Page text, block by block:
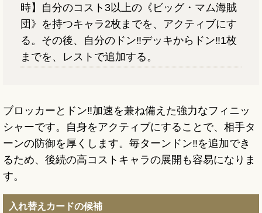
時】自分のコスト3以上の《ビッグ・マム海賊
団》を持つキャラ2枚までを、アクティブにす
る。その後、自分のドン‼デッキからドン‼1枚
までを、レストで追加する。
ブロッカーとドン‼加速を兼ね備えた強力なフィニッ
シャーです。自身をアクティブにすることで、相手タ
ーンの防御を厚くします。毎ターンドン‼を追加でき
るため、後続の高コストキャラの展開も容易になりま
す。
入れ替えカードの候補